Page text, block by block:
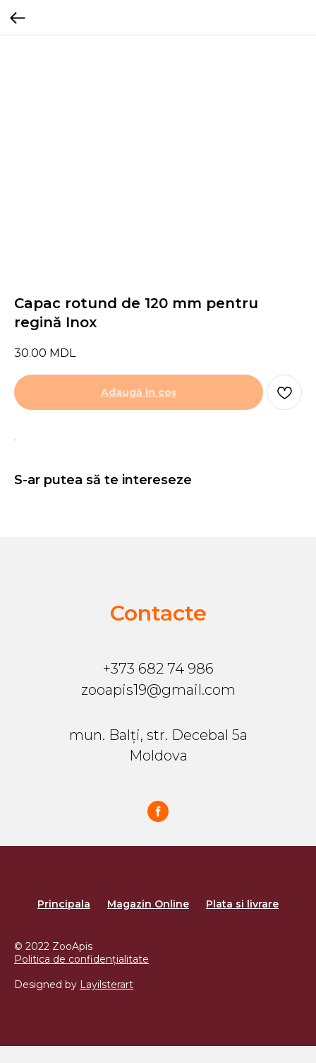
Capac rotund de 120 mm pentru
regină Inox
30.00 MDL
Adaugă în coş
.
S-ar putea să te intereseze
Contacte
+373 682 74 986
zooapis19@gmail.com
mun. Balți, str. Decebal 5a
Moldova
Principala Magazin Online Plata si livrare
© 2022 ZooApis
Politica de confidențialitate
Designed by Layilsterart